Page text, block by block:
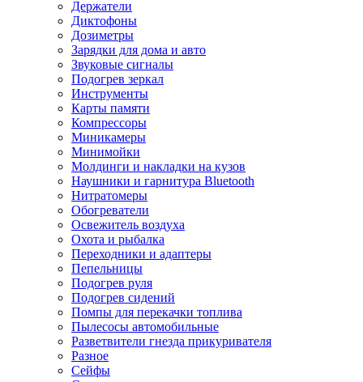
Держатели
Диктофоны
Дозиметры
Зарядки для дома и авто
Звуковые сигналы
Подогрев зеркал
Инструменты
Карты памяти
Компрессоры
Миникамеры
Минимойки
Молдинги и накладки на кузов
Наушники и гарнитура Bluetooth
Нитратомеры
Обогреватели
Освежитель воздуха
Охота и рыбалка
Переходники и адаптеры
Пепельницы
Подогрев руля
Подогрев сидений
Помпы для перекачки топлива
Пылесосы автомобильные
Разветвители гнезда прикуривателя
Разное
Сейфы